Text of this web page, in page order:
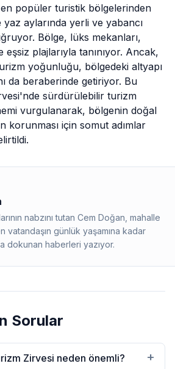
en popüler turistik bölgelerinden
aylarında yerli ve yabancı
Bölge, lüks mekanları,
eşsiz plajlarıyla tanınıyor. Ancak,
yoğunluğu, bölgedeki altyapı
da beraberinde getiriyor. Bu
sürdürülebilir turizm
vurgulanarak, bölgenin doğal
korunması için somut adımlar
nabzını tutan Cem Doğan, mahalle
vatandaşın günlük yaşamına kadar
dokunan haberleri yazıyor.
Sorular
Zirvesi neden önemli? +